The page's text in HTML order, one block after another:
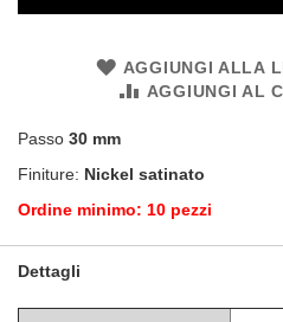
AGGIUNGI ALLA
AGGIUNGI AL
Passo 30 mm
Finiture: Nickel satinato
Ordine minimo: 10 pezzi
Dettagli